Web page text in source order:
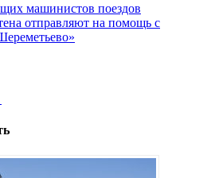
машинистов поездов
отправляют на помощь с